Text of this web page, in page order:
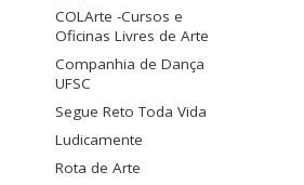
COLArte -Cursos e
Oficinas Livres de Arte
Companhia de Dança
UFSC
Segue Reto Toda Vida
Ludicamente
Rota de Arte